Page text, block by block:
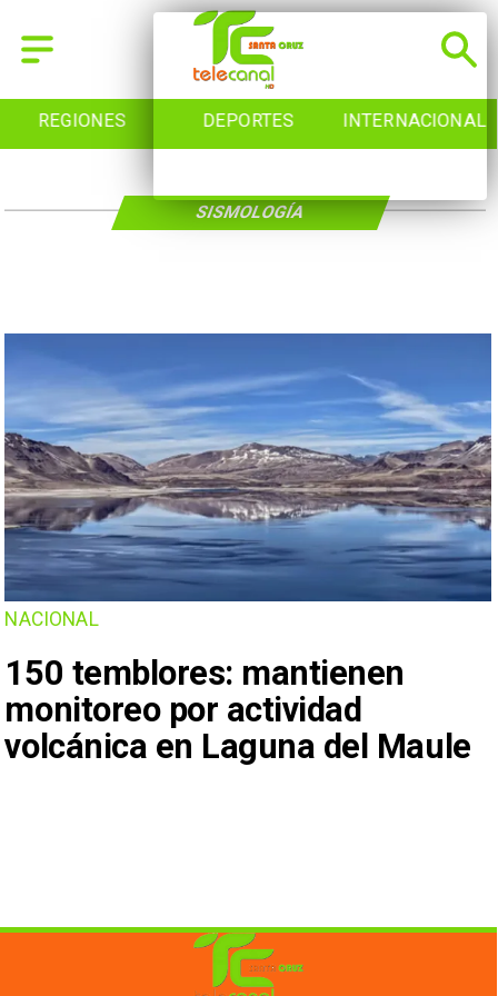
REGIONES DEPORTES INTERNACIONAL
NACIONAL
150 temblores: mantienen
monitoreo por actividad
volcánica en Laguna del Maule
SISMOLOGÍA